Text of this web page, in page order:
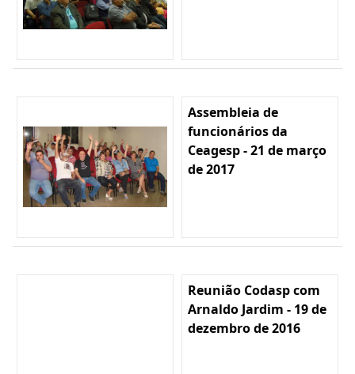
Assembleia de
funcionários da
Ceagesp - 21 de março
de 2017
Reunião Codasp com
Arnaldo Jardim - 19 de
dezembro de 2016